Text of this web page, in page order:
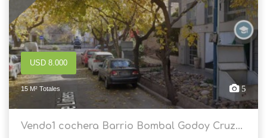
USD 8.000
15 M² Totales 5
Vendo1 cochera Barrio Bombal Godoy Cruz...